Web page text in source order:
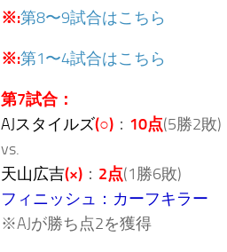
※:第8〜9試合はこちら
※:第1〜4試合はこちら
第7試合：
AJスタイルズ(○) ： 10点(5勝2敗)
vs.
天山広吉(×) ： 2点(1勝6敗)
フィニッシュ：カーフキラー
※AJが勝ち点2を獲得